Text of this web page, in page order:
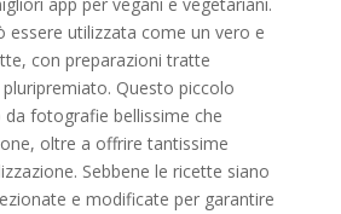
essere utilizzata come un vero e
con preparazioni tratte
Questo piccolo
da fotografie bellissime che
oltre a offrire tantissime
Sebbene le ricette siano
e modificate per garantire